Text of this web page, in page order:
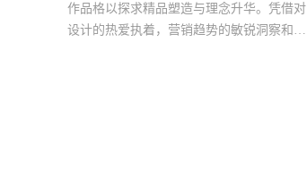
作品格以探求精品塑造与理念升华。凭借对
设计的热爱执着，营销趋势的敏锐洞察和深